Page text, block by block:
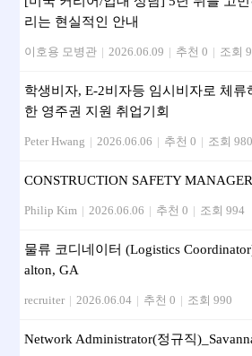
리는 현실적인 안내
이호용 모병관 | 2026.06.09 | 추천 0 | 조회
학생비자, E-2비자등 임시비자로 체류
한 영주권 지원 취업기회
Peter Hwang | 2026.06.06 | 추천 0 | 조회 980
CONSTRUCTION SAFETY
Philip Kim | 2026.06.06 | 추천 0 | 조회 994
물류 코디네이터 (Logistics
alton, GA
recruiter | 2026.06.04 | 추천 0 | 조회 990
Network Administrator(정규직